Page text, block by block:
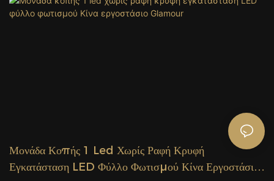
Μονάδα Κοπής 1 Led Χωρίς Ραφή Κρυφή
Εγκατάσταση LED Φύλλο Φωτισμού Κίνα Εργοστάσιο